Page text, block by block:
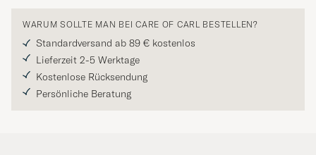
WARUM SOLLTE MAN BEI CARE OF CARL BESTELLEN?
Standardversand ab 89 € kostenlos
Lieferzeit 2-5 Werktage
Kostenlose Rücksendung
Persönliche Beratung